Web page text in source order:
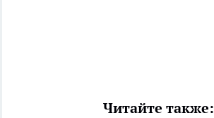
Читайте также: